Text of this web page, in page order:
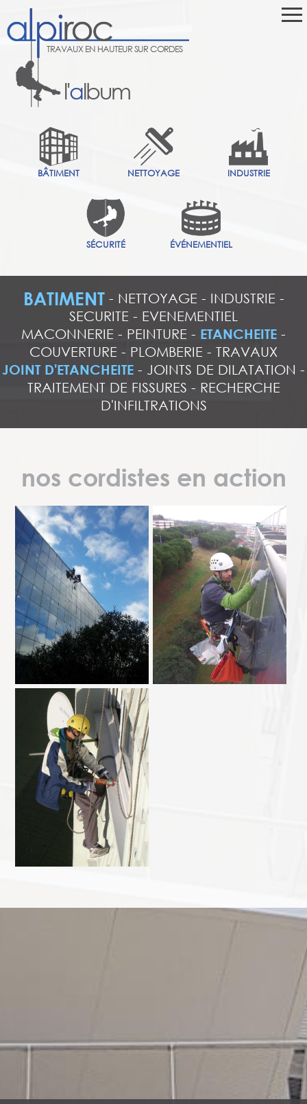
TRAVAUX EN HAUTEUR SUR CORDES
l'album
BÂTIMENT NETTOYAGE INDUSTRIE
SÉCURITÉ ÉVÉNEMENTIEL
BATIMENT- NETTOYAGE - INDUSTRIE -
SECURITE - EVENEMENTIEL
MACONNERIE - PEINTURE - ETANCHEITE -
COUVERTURE - PLOMBERIE - TRAVAUX
JOINT D'ETANCHEITE - JOINTS DE DILATATION -
TRAITEMENT DE FISSURES - RECHERCHE
D'INFILTRATIONS
nos cordistes en action